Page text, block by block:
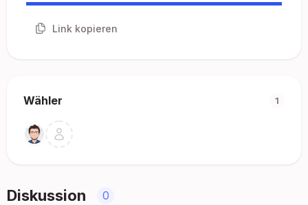
Link kopieren
Wähler 1
Diskussion 0